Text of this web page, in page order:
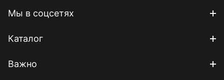
Мы в соцсетях
Каталог
Важно